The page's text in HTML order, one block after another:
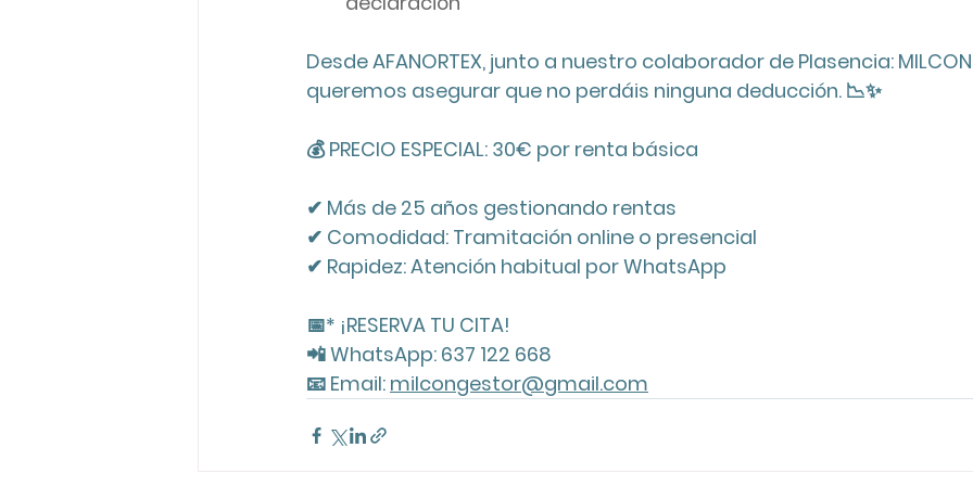
Desde AFANORTEX, junto a nuestro colaborador de Plasencia:
queremos asegurar que no perdáis ninguna deducción. 📉✨
💰 PRECIO ESPECIAL: 30€ por renta básica
✔ Más de 25 años gestionando rentas
✔ Comodidad: Tramitación online o presencial
✔ Rapidez: Atención habitual por WhatsApp
📅* ¡RESERVA TU CITA!
📲 WhatsApp: 637 122 668
📧 Email: milcongestor@gmail.com